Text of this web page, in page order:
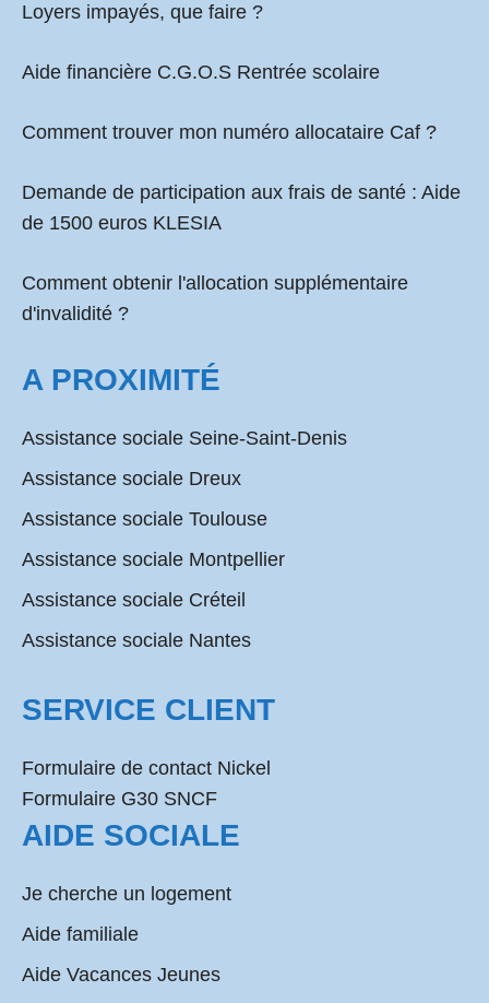
Loyers impayés, que faire ?
Aide financière C.G.O.S Rentrée scolaire
Comment trouver mon numéro allocataire Caf ?
Demande de participation aux frais de santé : Aide
de 1500 euros KLESIA
Comment obtenir l'allocation supplémentaire
d'invalidité ?
A PROXIMITÉ
Assistance sociale Seine-Saint-Denis
Assistance sociale Dreux
Assistance sociale Toulouse
Assistance sociale Montpellier
Assistance sociale Créteil
Assistance sociale Nantes
SERVICE CLIENT
Formulaire de contact Nickel
Formulaire G30 SNCF
AIDE SOCIALE
Je cherche un logement
Aide familiale
Aide Vacances Jeunes